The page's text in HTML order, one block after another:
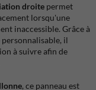
droite permet
lorsqu'une
inaccessible. Grâce à
il
à suivre afin de
, ce panneau est